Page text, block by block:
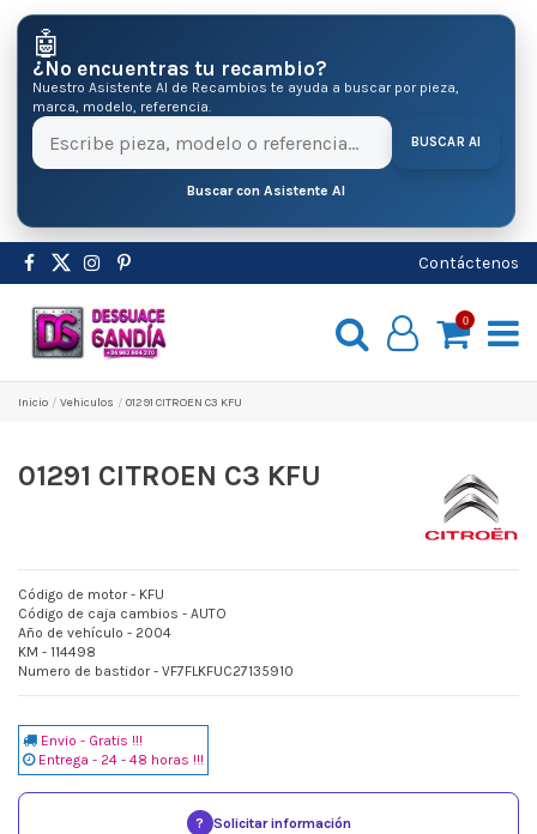
🤖
¿No encuentras tu recambio?
Nuestro Asistente AI de Recambios te ayuda a buscar por pieza,
marca, modelo, referencia.
BUSCAR AI
Buscar con Asistente AI
Contáctenos
0
Inicio Vehiculos 01291 CITROEN C3 KFU
01291 CITROEN C3 KFU
Código de motor - KFU
Código de caja cambios - AUTO
Año de vehículo - 2004
KM - 114498
Numero de bastidor - VF7FLKFUC27135910
Envio - Gratis !!!
Entrega - 24 - 48 horas !!!
? Solicitar información